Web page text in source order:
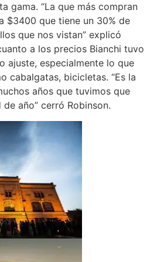
gama. “La que más compran
$3400 que tiene un 30% de
que nos vistan” explicó
a los precios Bianchi tuvo
ajuste, especialmente lo que
cabalgatas, bicicletas. “Es la
años que tuvimos que
año” cerró Robinson.